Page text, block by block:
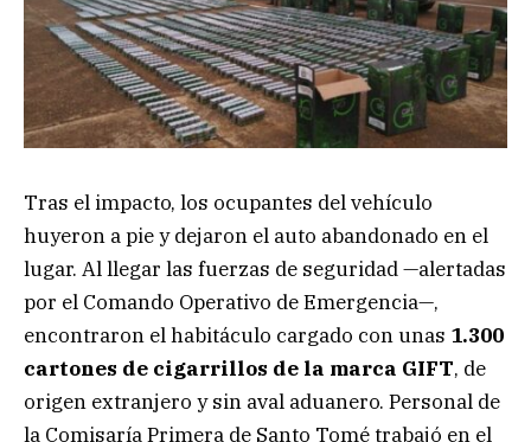
Tras el impacto, los ocupantes del vehículo
huyeron a pie y dejaron el auto abandonado en el
lugar. Al llegar las fuerzas de seguridad —alertadas
por el Comando Operativo de Emergencia—,
encontraron el habitáculo cargado con unas 1.300
cartones de cigarrillos de la marca GIFT, de
origen extranjero y sin aval aduanero. Personal de
la Comisaría Primera de Santo Tomé trabajó en el